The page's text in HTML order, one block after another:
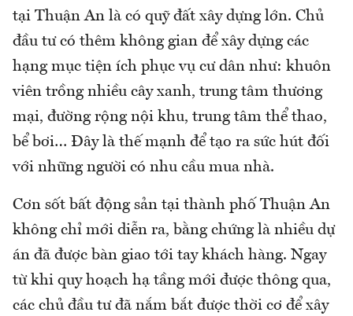
tại Thuận An là có quỹ đất xây dựng lớn. Chủ
đầu tư có thêm không gian để xây dựng các
hạng mục tiện ích phục vụ cư dân như: khuôn
viên trồng nhiều cây xanh, trung tâm thương
mại, đường rộng nội khu, trung tâm thể thao,
bể bơi… Đây là thế mạnh để tạo ra sức hút đối
với những người có nhu cầu mua nhà.
Cơn sốt bất động sản tại thành phố Thuận An
không chỉ mới diễn ra, bằng chứng là nhiều dự
án đã được bàn giao tới tay khách hàng. Ngay
từ khi quy hoạch hạ tầng mới được thông qua,
các chủ đầu tư đã nắm bắt được thời cơ để xây